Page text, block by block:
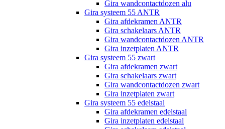
Gira wandcontactdozen alu
Gira systeem 55 ANTR
Gira afdekramen ANTR
Gira schakelaars ANTR
Gira wandcontactdozen ANTR
Gira inzetplaten ANTR
Gira systeem 55 zwart
Gira afdekramen zwart
Gira schakelaars zwart
Gira wandcontactdozen zwart
Gira inzetplaten zwart
Gira systeem 55 edelstaal
Gira afdekramen edelstaal
Gira inzetplaten edelstaal